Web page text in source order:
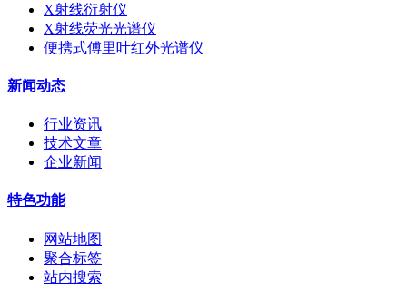
X射线衍射仪
X射线荧光光谱仪
便携式傅里叶红外光谱仪
新闻动态
行业资讯
技术文章
企业新闻
特色功能
网站地图
聚合标签
站内搜索